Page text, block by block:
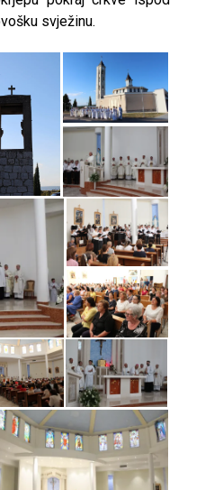
svježinu.